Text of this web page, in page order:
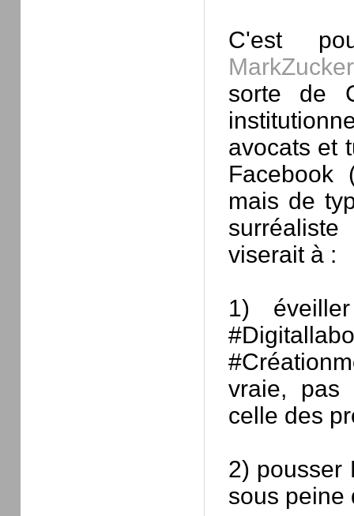
C'est
sorte de
avocats et
mais de
viserait à :
1)
vraie, pas
celle des
2)
sous peine